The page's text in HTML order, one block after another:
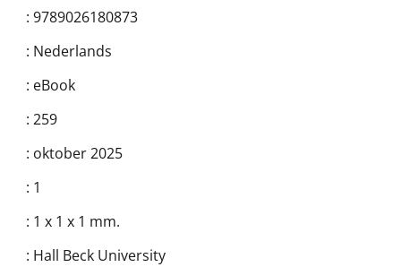
: 9789026180873
: Nederlands
: eBook
: 259
: oktober 2025
: 1
: 1 x 1 x 1 mm.
: Hall Beck University